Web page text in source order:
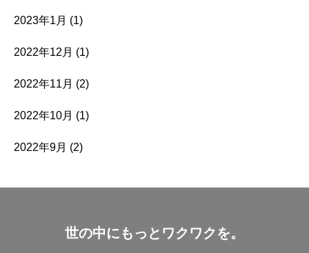
2023年1月 (1)
2022年12月 (1)
2022年11月 (2)
2022年10月 (1)
2022年9月 (2)
世の中にもっとワクワクを。